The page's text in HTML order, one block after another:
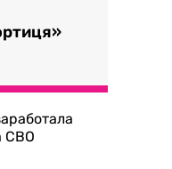
СВО